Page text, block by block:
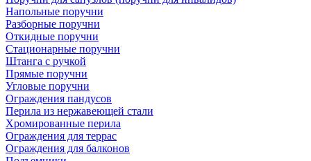
Напольные поручни
Разборные поручни
Откидные поручни
Стационарные поручни
Штанга с ручкой
Прямые поручни
Угловые поручни
Ограждения пандусов
Перила из нержавеющей стали
Хромированные перила
Ограждения для террас
Ограждения для балконов